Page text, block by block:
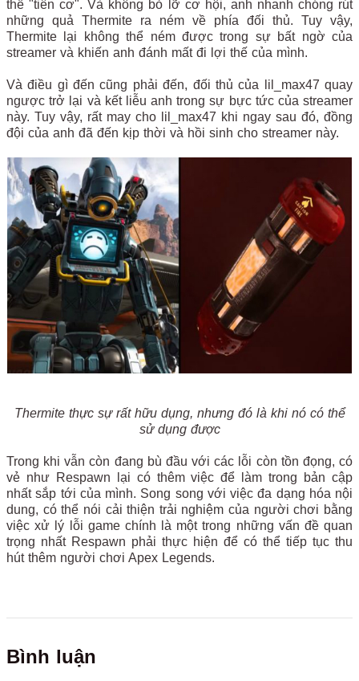
thế "tiên cơ". Và không bỏ lỡ cơ hội, anh nhanh chóng rút
những quả Thermite ra ném về phía đối thủ. Tuy vậy,
Thermite lại không thể ném được trong sự bất ngờ của
streamer và khiến anh đánh mất đi lợi thế của mình.
Và điều gì đến cũng phải đến, đối thủ của lil_max47 quay
ngược trở lại và kết liễu anh trong sự bực tức của streamer
này. Tuy vậy, rất may cho lil_max47 khi ngay sau đó, đồng
đội của anh đã đến kịp thời và hồi sinh cho streamer này.
Thermite thực sự rất hữu dụng, nhưng đó là khi nó có thể
sử dụng được
Trong khi vẫn còn đang bù đầu với các lỗi còn tồn đọng, có
vẻ như Respawn lại có thêm việc để làm trong bản cập
nhất sắp tới của mình. Song song với việc đa dạng hóa nội
dung, có thể nói cải thiện trải nghiệm của người chơi bằng
việc xử lý lỗi game chính là một trong những vấn đề quan
trọng nhất Respawn phải thực hiện để có thể tiếp tục thu
hút thêm người chơi Apex Legends.
Bình luận